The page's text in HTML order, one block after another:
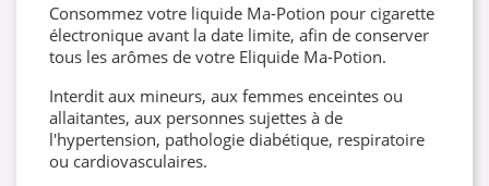
Consommez votre liquide Ma-Potion pour cigarette
électronique avant la date limite, afin de conserver
tous les arômes de votre Eliquide Ma-Potion.
Interdit aux mineurs, aux femmes enceintes ou
allaitantes, aux personnes sujettes à de
l'hypertension, pathologie diabétique, respiratoire
ou cardiovasculaires.